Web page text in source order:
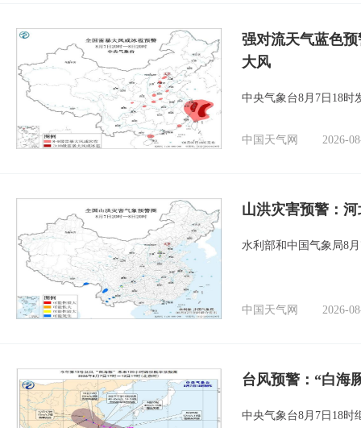
强对流天气蓝色
大风
中央气象台8月7日18时
中国天气网 2026-
山洪灾害预警：
水利部和中国气象局8
中国天气网 2026-
台风预警：“白海
中央气象台8月7日18时